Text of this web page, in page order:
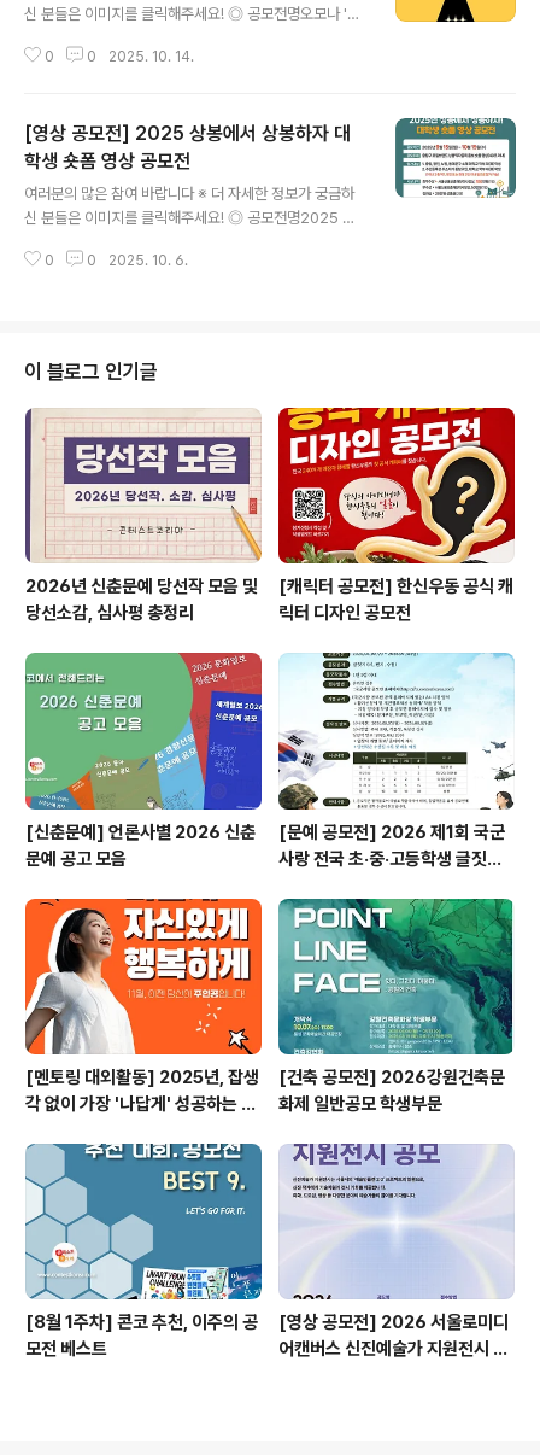
신 분들은 이미지를 클릭해주세요! ◎ 공모전명오모나 'O
◎ 공모주제자유 주제(단, 오모나 플랫폼, 문화예술, 오디
- 10월 24일까지2025년 11월 01일 선정작 발표 및 시상
식 (장소 추후공지) ◎ 지원자격대한민국 국민 누구나 (개
인·팀, 전공·경력 무관) ◎ 접수방법오모나 'Oh' 영화제 공
식 홈페이지에 접수( 15일 이후 재공지 ) ◎ 출품규격- 길
로형 영상- 포맷: mp4, mov, mpg, avi, ..
0 0 2025. 10. 14.
[영상 공모전] 2025 상봉에서 상봉하자 대
학생 숏폼 영상 공모전
여러분의 많은 참여 바랍니다 ※ 더 자세한 정보가 궁금하
신 분들은 이미지를 클릭해주세요! ◎ 공모전명2025 상
(학교기준) 중랑,광진,노원,동대문구 소재 대학교 학부 재
내 팀으로 참가 가능→ 4년제,2년제 제한 없으며, 대학원
생 및 사이버/방송통신대 제외 ◎ 접수기간2025. 9. 15.
(월) ~ 2025. 10. 15.(수) ◎ 공모주제중랑구 상봉먹자골
목 로컬브랜드 상권을 홍보할 수 있는 숏폼 영상(40초)*별
도 제출규격은 공고문 확인 ◎ 시상내역총 작품수 30점, ..
0 0 2025. 10. 6.
이 블로그 인기글
2026년 신춘문예 당선작 모음 및
당선소감, 심사평 총정리
[캐릭터 공모전] 한신우동 공식 캐
릭터 디자인 공모전
[신춘문예] 언론사별 2026 신춘
문예 공고 모음
[문예 공모전] 2026 제1회 국군
사랑 전국 초·중·고등학생 글짓기
[멘토링 대외활동] 2025년, 잡생
각 없이 가장 '나답게' 성공하는 법
[건축 공모전] 2026강원건축문
화제 일반공모 학생부문
[8월 1주차] 콘코 추천, 이주의 공
모전 베스트
[영상 공모전] 2026 서울로미디
어캔버스 신진예술가 지원전시 공